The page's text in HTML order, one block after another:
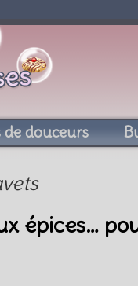
de douceurs
épices…